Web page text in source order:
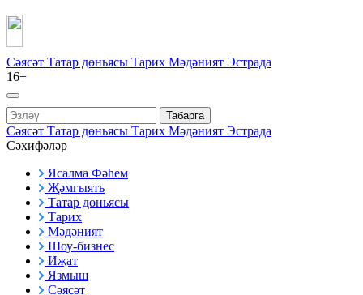
Сәясәт Татар дөньясы Тарих Мәдәният Эстрада
16+
Табарга
Сәясәт Татар дөньясы Тарих Мәдәният Эстрада
Сәхифәләр
Ясалма Фәһем
Җәмгыять
Татар дөньясы
Тарих
Мәдәният
Шоу-бизнес
Иҗат
Язмыш
Сәясәт